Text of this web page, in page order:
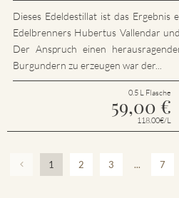
Dieses Edeldestillat ist das Ergebnis
Edelbrenners Hubertus Vallendar
Der Anspruch einen
Burgundern zu erzeugen war der...
0.5 L Flasche
59,00 €
118.00€/L
1 2 3 ... 7